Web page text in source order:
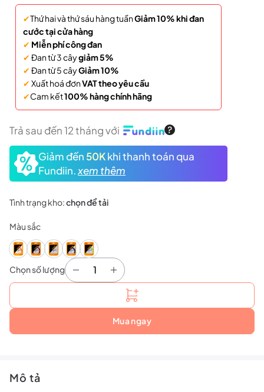
là:
159.000 ₫.
tại
là:
139.000 ₫.
✔Thứ hai và thứ sáu hàng tuầnGiảm 10% khi đan
cước tại cửa hàng
✔ Miễn phí công đan
✔ Đan từ 3 câygiảm 5%
✔ Đan từ 5 câyGiảm 10%
✔ Xuất hoá đơnVAT theo yêu cầu
✔Cam kết100% hàng chính hãng
Trả sau đến 12 tháng với
Giảm đến 50Kkhi thanh toán qua
Fundiin.xem thêm
Tình trạng kho:chọn để tải
Màu sắc
Chọn số lượng
Dây Cước Đan Vợt Hundred JP 66 số lượng
Mua ngay
Mô tả